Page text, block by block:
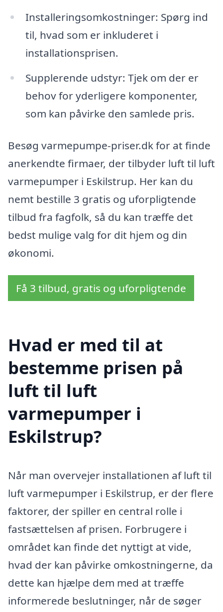
Installeringsomkostninger: Spørg ind
til, hvad som er inkluderet i
installationsprisen.
Supplerende udstyr: Tjek om der er
behov for yderligere komponenter,
som kan påvirke den samlede pris.
Besøg varmepumpe-priser.dk for at finde
anerkendte firmaer, der tilbyder luft til luft
varmepumper i Eskilstrup. Her kan du
nemt bestille 3 gratis og uforpligtende
tilbud fra fagfolk, så du kan træffe det
bedst mulige valg for dit hjem og din
økonomi.
Få 3 tilbud, gratis og uforpligtende
Hvad er med til at
bestemme prisen på
luft til luft
varmepumper i
Eskilstrup?
Når man overvejer installationen af luft til
luft varmepumper i Eskilstrup, er der flere
faktorer, der spiller en central rolle i
fastsættelsen af prisen. Forbrugere i
området kan finde det nyttigt at vide,
hvad der kan påvirke omkostningerne, da
dette kan hjælpe dem med at træffe
informerede beslutninger, når de søger